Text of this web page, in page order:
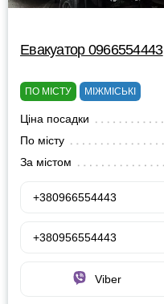
Евакуатор 0966554443
ПО МІСТУ МІЖМІСЬКІ
Ціна посадки
По місту
За містом
+380966554443
+380956554443
Viber